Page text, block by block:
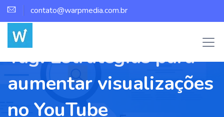
contato@warpmedia.com.br
Tag:Estratégias para
aumentar visualizações
no YouTube